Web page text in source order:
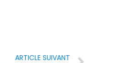
ARTICLE SUIVANT